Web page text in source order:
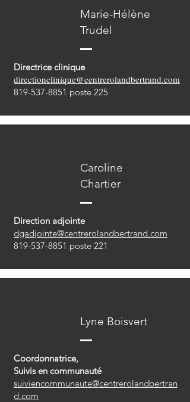
Marie-Hélène
Trudel
Directrice clinique
directionclinique@centrerolandbertrand.com
819-537-8851 poste 225
Caroline
Chartier
Direction adjointe
dgadjointe@centrerolandbertrand.com
819-537-8851 poste 221
Lyne Boisvert
Coordonnatrice,
Suivis en communauté
suiviencommunaute@centrerolandbertran
d.com